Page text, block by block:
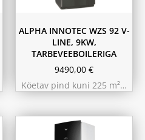
ALPHA INNOTEC WZS 92 V-
LINE, 9KW,
TARBEVEEBOILERIGA
9490,00 €
Köetav pind kuni 225 m²…